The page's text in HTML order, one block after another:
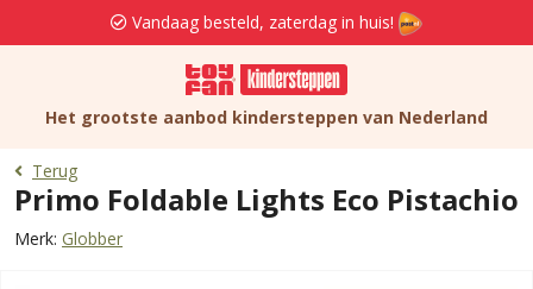
Vandaag besteld, zaterdag in huis!
Het grootste aanbod kindersteppen van Nederland
Terug
Primo Foldable Lights Eco Pistachio
Merk: Globber